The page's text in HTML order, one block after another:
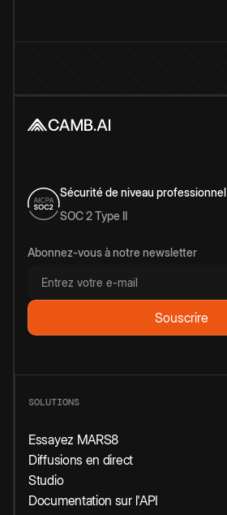
Sécurité de niveau professionnel
SOC 2 Type II
Abonnez-vous à notre newsletter
SOLUTIONS
Essayez MARS8
Diffusions en direct
Studio
Documentation sur l'API